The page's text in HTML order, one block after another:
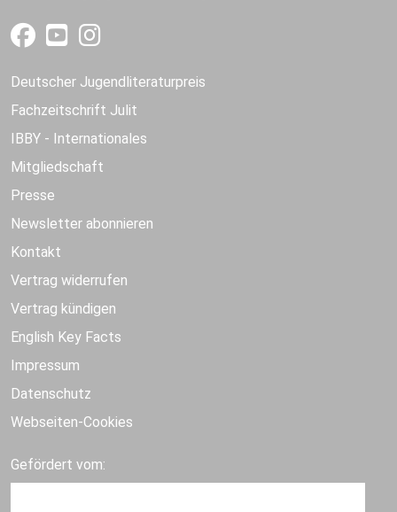
Deutscher Jugendliteraturpreis
Fachzeitschrift Julit
IBBY - Internationales
Mitgliedschaft
Presse
Newsletter abonnieren
Kontakt
Vertrag widerrufen
Vertrag kündigen
English Key Facts
Impressum
Datenschutz
Webseiten-Cookies
Gefördert vom: